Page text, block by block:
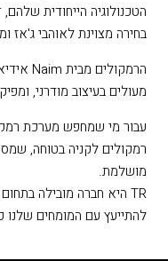
הטכנולוגיה הייחודית שלהם,
בחירה מצוינת לאוהבי ג'אז
הרמקולים מבית Naim
מעולים בעיצוב מודרני,
עבור מי שמחפש מערכת
רמקולים לקניה בטוחה,
מושלמת.
להתייעץ עם המומחים